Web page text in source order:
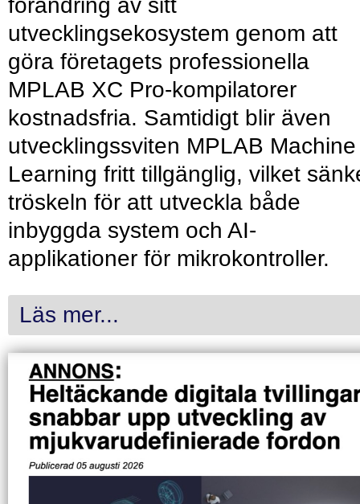
förändring av sitt
utvecklingsekosystem genom att
göra företagets professionella
MPLAB XC Pro-kompilatorer
kostnadsfria. Samtidigt blir även
utvecklingssviten MPLAB Machine
Learning fritt tillgänglig, vilket
tröskeln för att utveckla både
inbyggda system och AI-
applikationer för mikrokontroller.
Läs mer...